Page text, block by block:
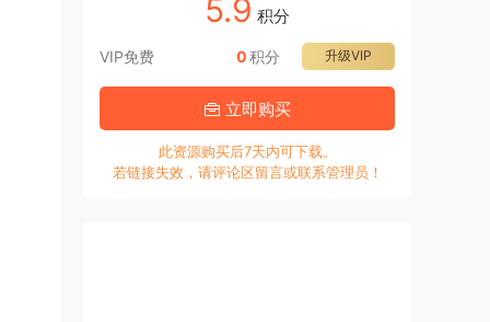
5.9 积分
VIP免费 升级VIP
0积分
立即购买
此资源购买后7天内可下载。
若链接失效，请评论区留言或联系管理员！